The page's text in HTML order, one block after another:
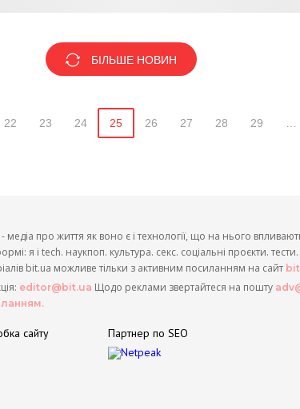
БІЛЬШЕ НОВИН
22 23 24 25 26 27 28 29
медіа про життя як воно є і технології, що на нього
я і tech. наукпоп. культура. секс. соціальні проєкти.
bit.ua можливе тільки з активним посиланням на сайт
editor@bit.ua Щодо реклами звертайтеся на пошту
сайту Партнер по SEO